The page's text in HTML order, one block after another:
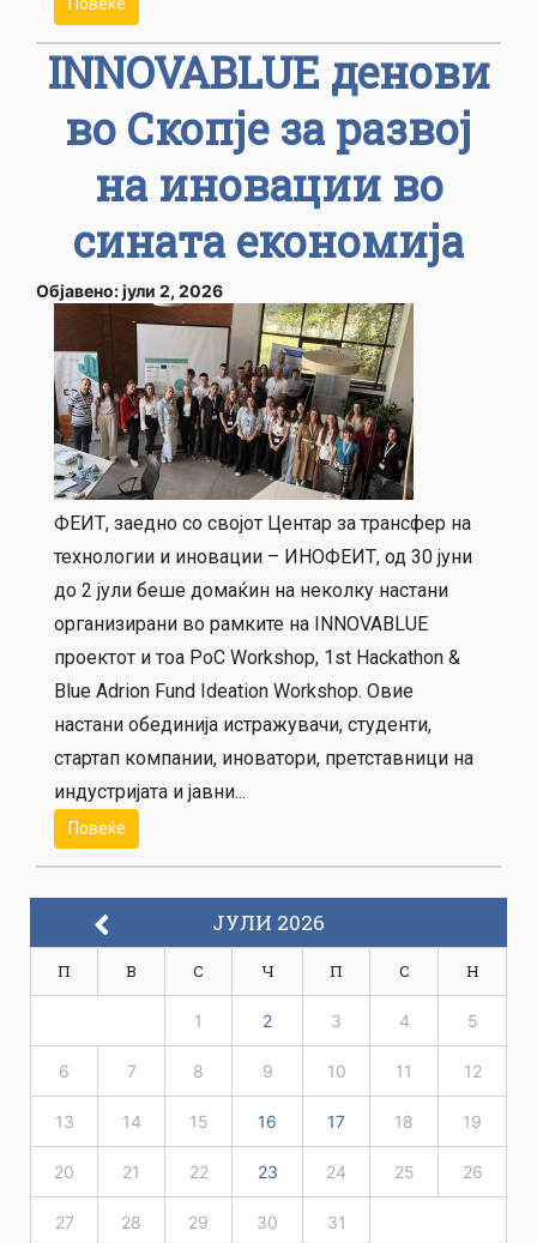
Повеќе
INNOVABLUE денови
во Скопје за развој
на иновации во
сината економија
Објавено: јули 2, 2026
ФЕИТ, заедно со својот Центар за трансфер на
технологии и иновации – ИНОФЕИТ, од 30 јуни
до 2 јули беше домаќин на неколку настани
организирани во рамките на INNOVABLUE
проектот и тоа PoC Workshop, 1st Hackathon &
Blue Adrion Fund Ideation Workshop. Овие
настани обединија истражувачи, студенти,
стартап компании, иноватори, претставници на
индустријата и јавни...
Повеќе
ЈУЛИ 2026
П В С Ч П С Н
1 2 3 4 5
6 7 8 9 10 11 12
13 14 15 16 17 18 19
20 21 22 23 24 25 26
27 28 29 30 31